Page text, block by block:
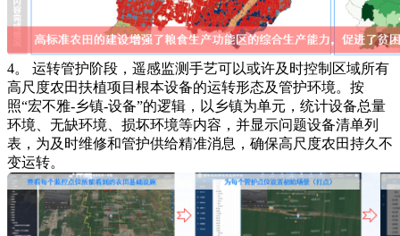
4。 运转管护阶段，遥感监测手艺可以或许及时控制区域所有
高尺度农田扶植项目根本设备的运转形态及管护环境。按
照“宏不雅-乡镇-设备”的逻辑，以乡镇为单元，统计设备总量
环境、无缺环境、损坏环境等内容，并显示问题设备清单列
表，为及时维修和管护供给精准消息，确保高尺度农田持久不
变运转。